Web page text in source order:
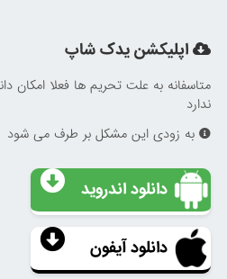
اپلیکشن یدک شاپ
متاسفانه به علت تحریم ها فعلا امکان
ندارد
به زودی این مشکل بر طرف می شود
دانلود اندروید
دانلود آیفون